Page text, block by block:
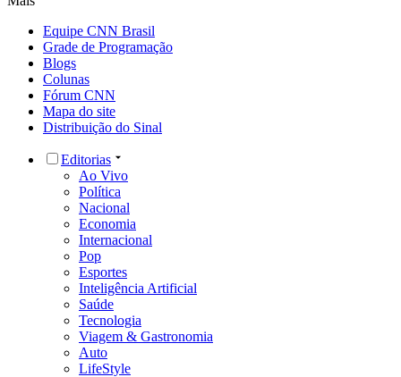
Equipe CNN Brasil
Grade de Programação
Blogs
Colunas
Fórum CNN
Mapa do site
Distribuição do Sinal
Editorias
Ao Vivo
Política
Nacional
Economia
Internacional
Pop
Esportes
Inteligência Artificial
Saúde
Tecnologia
Viagem & Gastronomia
Auto
LifeStyle